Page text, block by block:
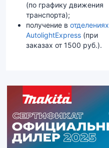
3 ммх44 м]
3 ммх132 м]
(по графику движения
транспорта);
получение в отделениях
AutolightExpress (при
заказах от 1500 руб.).